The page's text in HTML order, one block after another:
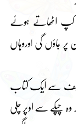
کپ اٹھاتے ہوئے
جاؤں گی اوروہاں
شیلف سے ایک کتاب
وہ چپکے سے اوپر چلی